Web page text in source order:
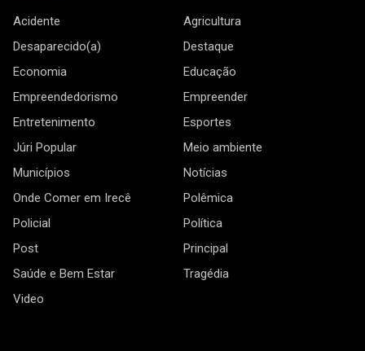
Acidente
Agricultura
Desaparecido(a)
Destaque
Economia
Educação
Empreendedorismo
Empreender
Entretenimento
Esportes
Júri Popular
Meio ambiente
Municípios
Notícias
Onde Comer em Irecê
Polêmica
Policial
Política
Post
Principal
Saúde e Bem Estar
Tragédia
Video